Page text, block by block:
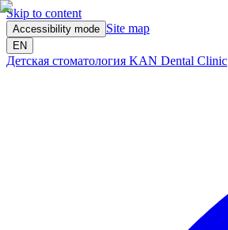
Skip to content
Accessibility mode Site map
EN
Детская стоматология KAN Dental Clinic